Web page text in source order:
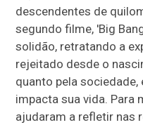
descendentes de
segundo filme, 'Big
solidão, retratando a
rejeitado desde o
quanto pela
impacta sua vida. Para
ajudaram a refletir nas